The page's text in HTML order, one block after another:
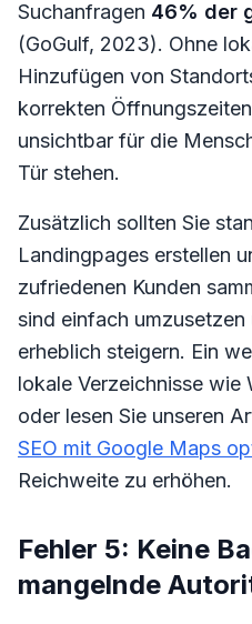
Suchanfragen 46% der
(GoGulf, 2023). Ohne
Hinzufügen von
korrekten
unsichtbar für die
Tür stehen.
Zusätzlich sollten Sie
Landingpages erstellen
zufriedenen Kunden
sind einfach
erheblich steigern. Ein
lokale Verzeichnisse
oder lesen Sie unseren
SEO mit Google Maps
Reichweite zu erhöhen.
Fehler 5: Keine
mangelnde